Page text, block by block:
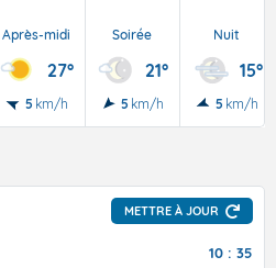
Après-midi
27°
5 km/h
Soirée
21°
5 km/h
Nuit
15°
5 km/h
METTRE À JOUR
10 : 35